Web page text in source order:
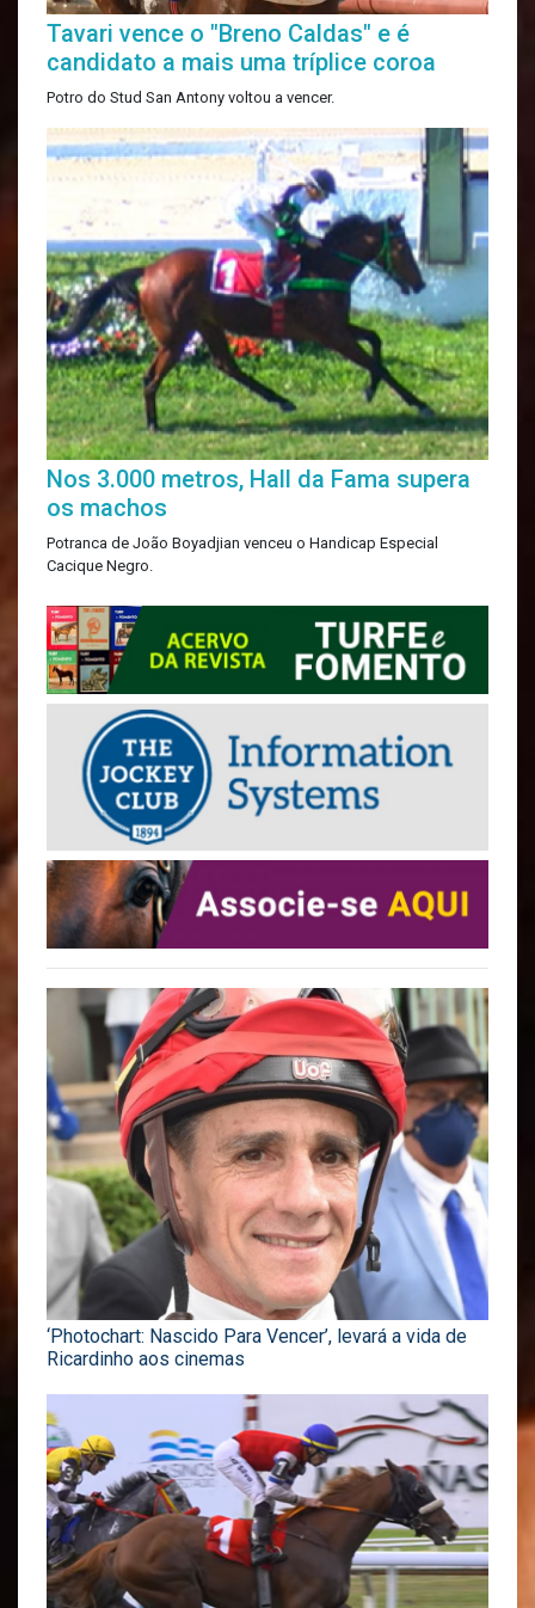
Tavari vence o "Breno Caldas" e é
candidato a mais uma tríplice coroa
Potro do Stud San Antony voltou a vencer.
Nos 3.000 metros, Hall da Fama supera
os machos
Potranca de João Boyadjian venceu o Handicap Especial
Cacique Negro.
‘Photochart: Nascido Para Vencer’, levará a vida de
Ricardinho aos cinemas